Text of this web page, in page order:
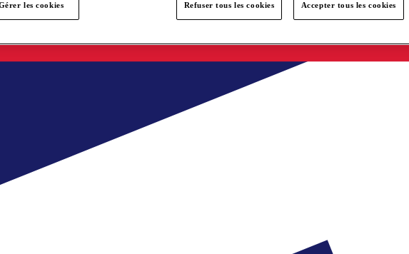
les cookies Refuser tous les cookies Accepter tous les cookies